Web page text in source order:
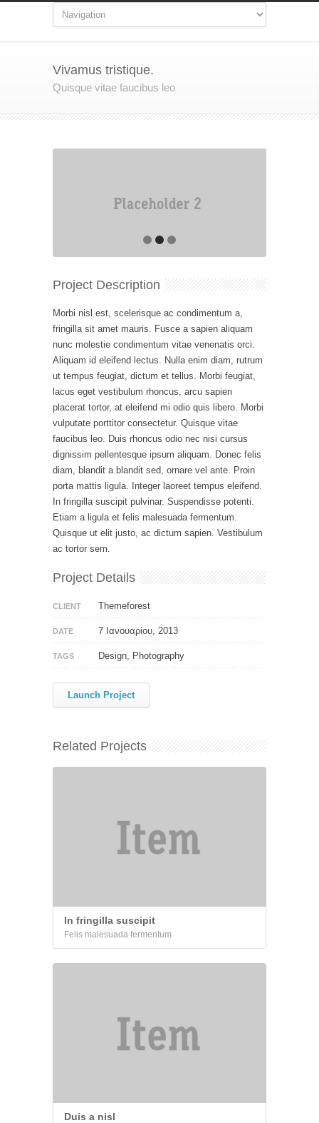
Vivamus tristique.
Quisque vitae faucibus leo
Project Description
Morbi nisl est, scelerisque ac condimentum a,
fringilla sit amet mauris. Fusce a sapien aliquam
nunc molestie condimentum vitae venenatis orci.
Aliquam id eleifend lectus. Nulla enim diam, rutrum
ut tempus feugiat, dictum et tellus. Morbi feugiat,
lacus eget vestibulum rhoncus, arcu sapien
placerat tortor, at eleifend mi odio quis libero. Morbi
vulputate porttitor consectetur. Quisque vitae
faucibus leo. Duis rhoncus odio nec nisi cursus
dignissim pellentesque ipsum aliquam. Donec felis
diam, blandit a blandit sed, ornare vel ante. Proin
porta mattis ligula. Integer laoreet tempus eleifend.
In fringilla suscipit pulvinar. Suspendisse potenti.
Etiam a ligula et felis malesuada fermentum.
Quisque ut elit justo, ac dictum sapien. Vestibulum
ac tortor sem.
Project Details
CLIENT Themeforest
DATE 7 Ιανουαρίου, 2013
TAGS Design, Photography
Launch Project
Related Projects
In fringilla suscipit
Felis malesuada fermentum
Duis a nisl